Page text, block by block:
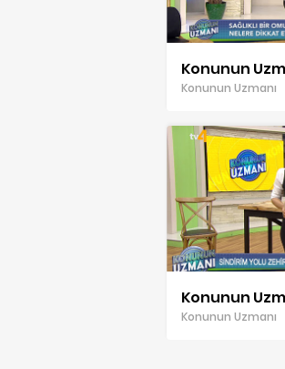
Konunun Uzmanı
Konunun Uzmanı